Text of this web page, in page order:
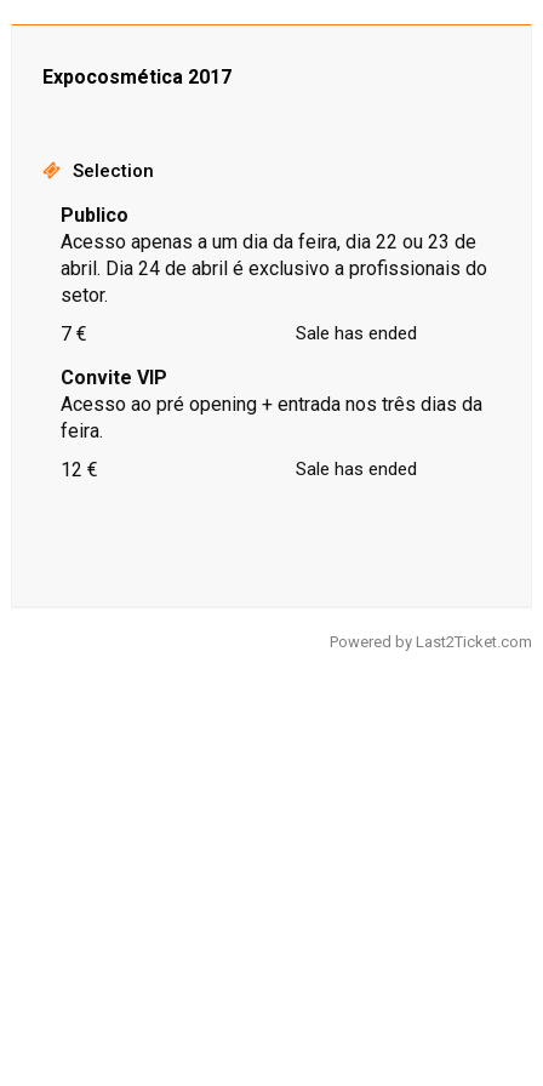
Expocosmética 2017
Selection
Publico
Acesso apenas a um dia da feira, dia 22 ou 23 de
abril. Dia 24 de abril é exclusivo a profissionais do
setor.
7 €
Sale has ended
Convite VIP
Acesso ao pré opening + entrada nos três dias da
feira.
12 €
Sale has ended
Powered by Last2Ticket.com